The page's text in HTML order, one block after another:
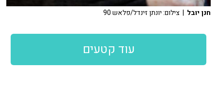
חנן יובל | צילום: יונתן זינדל/פלאש 90
עוד קטעים